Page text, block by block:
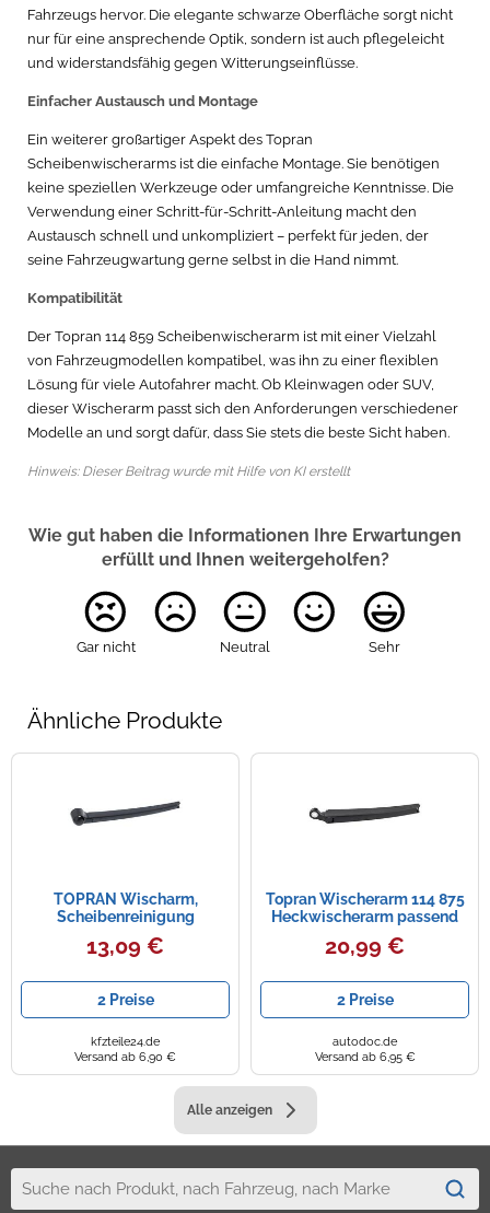
Fahrzeugs hervor. Die elegante schwarze Oberfläche sorgt nicht
nur für eine ansprechende Optik, sondern ist auch pflegeleicht
und widerstandsfähig gegen Witterungseinflüsse.
Einfacher Austausch und Montage
Ein weiterer großartiger Aspekt des Topran
Scheibenwischerarms ist die einfache Montage. Sie benötigen
keine speziellen Werkzeuge oder umfangreiche Kenntnisse. Die
Verwendung einer Schritt-für-Schritt-Anleitung macht den
Austausch schnell und unkompliziert – perfekt für jeden, der
seine Fahrzeugwartung gerne selbst in die Hand nimmt.
Kompatibilität
Der Topran 114 859 Scheibenwischerarm ist mit einer Vielzahl
von Fahrzeugmodellen kompatibel, was ihn zu einer flexiblen
Lösung für viele Autofahrer macht. Ob Kleinwagen oder SUV,
dieser Wischerarm passt sich den Anforderungen verschiedener
Modelle an und sorgt dafür, dass Sie stets die beste Sicht haben.
Hinweis: Dieser Beitrag wurde mit Hilfe von KI erstellt
Wie gut haben die Informationen Ihre Erwartungen
erfüllt und Ihnen weitergeholfen?
Gar nicht Neutral Sehr
Ähnliche Produkte
TOPRAN Wischarm,
Scheibenreinigung
Fahrzeugheckscheibe
Flachbalkenwischblatt für
AUDI PORSCHE VAG 114 876
13,09 €
2 Preise
kfzteile24.de
Versand ab 6,90 €
Topran Wischerarm 114 875
Heckwischerarm passend
für SEAT SKODA VW
20,99 €
2 Preise
autodoc.de
Versand ab 6,95 €
Alle anzeigen